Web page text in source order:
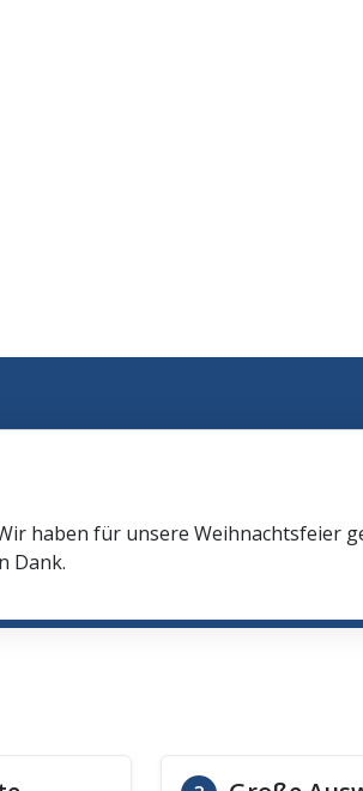
haben für unsere Weihnachtsfeier
Dank.